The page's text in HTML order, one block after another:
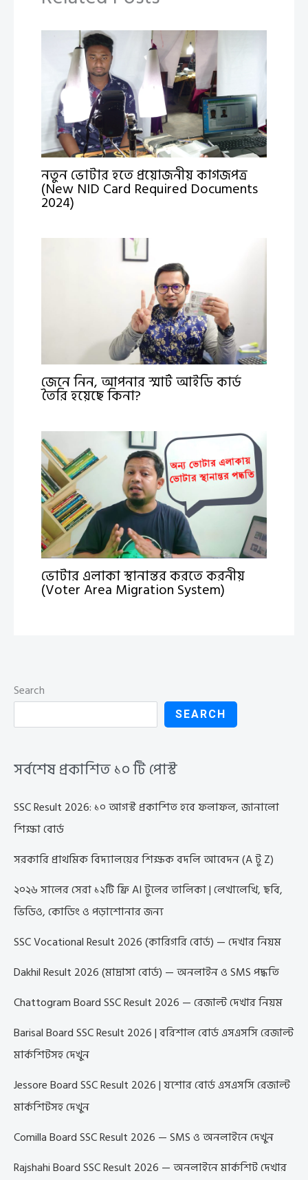
নতুন ভোটার হতে প্রয়োজনীয় কাগজপত্র
(New NID Card Required Documents
2024)
জেনে নিন, আপনার স্মার্ট আইডি কার্ড
তৈরি হয়েছে কিনা?
ভোটার এলাকা স্থানান্তর করতে করনীয়
(Voter Area Migration System)
Search
SEARCH
সর্বশেষ প্রকাশিত ১০ টি পোস্ট
SSC Result 2026: ১০ আগস্ট প্রকাশিত হবে ফলাফল, জানালো
শিক্ষা বোর্ড
সরকারি প্রাথমিক বিদ্যালয়ের শিক্ষক বদলি আবেদন (A টু Z)
২০২৬ সালের সেরা ১২টি ফ্রি AI টুলের তালিকা | লেখালেখি, ছবি,
ভিডিও, কোডিং ও পড়াশোনার জন্য
SSC Vocational Result 2026 (কারিগরি বোর্ড) — দেখার নিয়ম
Dakhil Result 2026 (মাদ্রাসা বোর্ড) — অনলাইন ও SMS পদ্ধতি
Chattogram Board SSC Result 2026 — রেজাল্ট দেখার নিয়ম
Barisal Board SSC Result 2026 | বরিশাল বোর্ড এসএসসি রেজাল্ট
মার্কশিটসহ দেখুন
Jessore Board SSC Result 2026 | যশোর বোর্ড এসএসসি রেজাল্ট
মার্কশিটসহ দেখুন
Comilla Board SSC Result 2026 — SMS ও অনলাইনে দেখুন
Rajshahi Board SSC Result 2026 — অনলাইনে মার্কশিট দেখার